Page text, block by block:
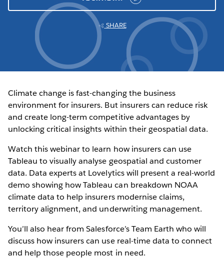
SHARE
Climate change is fast-changing the business
environment for insurers. But insurers can reduce risk
and create long-term competitive advantages by
unlocking critical insights within their geospatial data.
Watch this webinar to learn how insurers can use
Tableau to visually analyse geospatial and customer
data. Data experts at Lovelytics will present a real-world
demo showing how Tableau can breakdown NOAA
climate data to help insurers modernise claims,
territory alignment, and underwriting management.
You’ll also hear from Salesforce’s Team Earth who will
discuss how insurers can use real-time data to connect
and help those people most in need.